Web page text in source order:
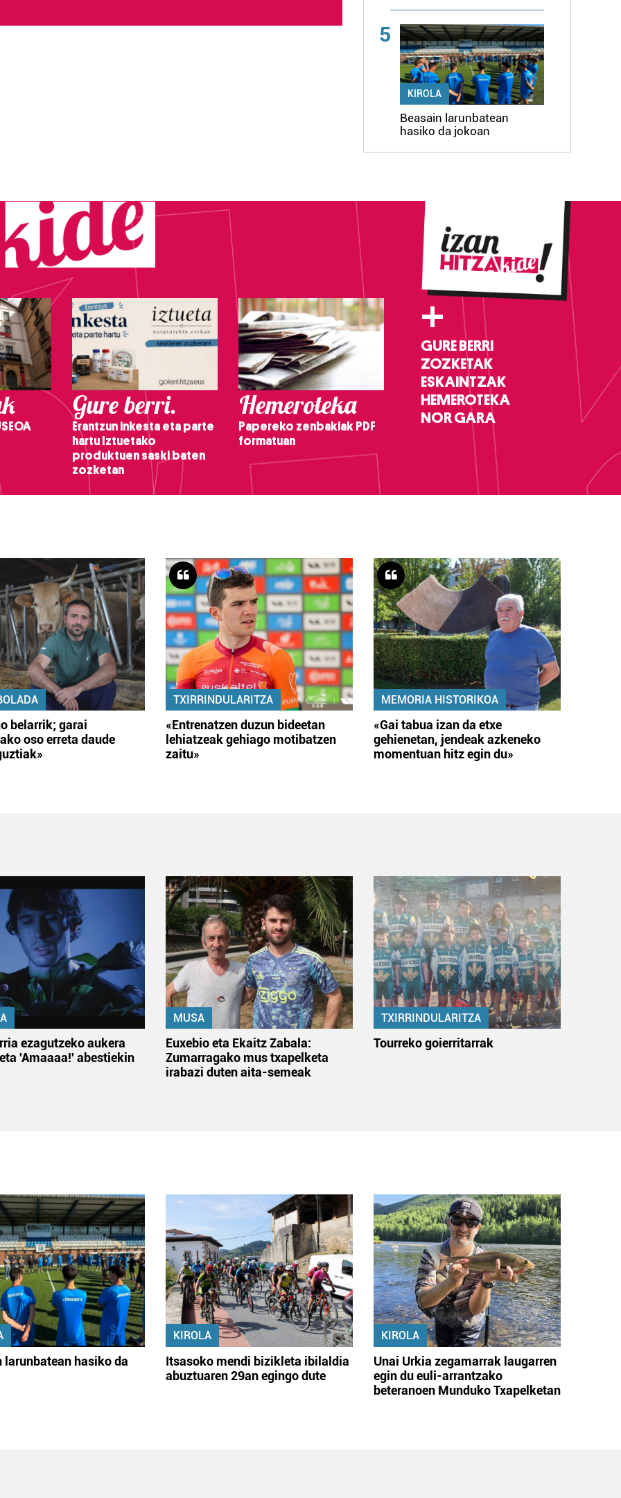
5
KIROLA
Beasain larunbatean
hasiko da jokoan
Gure berri.
Erantzun inkesta eta parte
hartu Iztuetako
produktuen saski baten
zozketan
Hemeroteka
Papereko zenbakiak PDF
formatuan
+
GURE BERRI
ZOZKETAK
ESKAINTZAK
HEMEROTEKA
NOR GARA
belarrik; garai
oso erreta daude
TXIRRINDULARITZA
«Entrenatzen duzun bideetan
lehiatzeak gehiago motibatzen
zaitu»
MEMORIA HISTORIKOA
«Gai tabua izan da etxe
gehienetan, jendeak azkeneko
momentuan hitz egin du»
ezagutzeko aukera
'Amaaaa!' abestiekin
MUSA
Euxebio eta Ekaitz Zabala:
Zumarragako mus txapelketa
irabazi duten aita-semeak
TXIRRINDULARITZA
Tourreko goierritarrak
larunbatean hasiko da
KIROLA
Itsasoko mendi bizikleta ibilaldia
abuztuaren 29an egingo dute
KIROLA
Unai Urkia zegamarrak laugarren
egin du euli-arrantzako
beteranoen Munduko Txapelketan